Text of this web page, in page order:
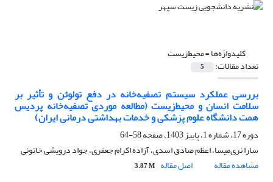
کلیدواژه‌ها =محیط‌زیست
تعداد مقالات: 5
بررسی عملکرد سیستم تصفیه‌خانه در دفع تولوئن و تأثیر بر
سلامت انسان و محیط‌زیست (مطالعه موردی تصفیه‌خانه پردیس
همت دانشگاه علوم پزشکی و خدمات بهداشتی درمانی ایران)
دوره 17، شماره 1، پاییز 1403، صفحه
58-64
سارا نری‌میسا، اعظم صادق اسدی، آزاده اکرام جعفری، جواد درویشی خاتونی
مشاهده مقاله
اصل مقاله 3.87 M